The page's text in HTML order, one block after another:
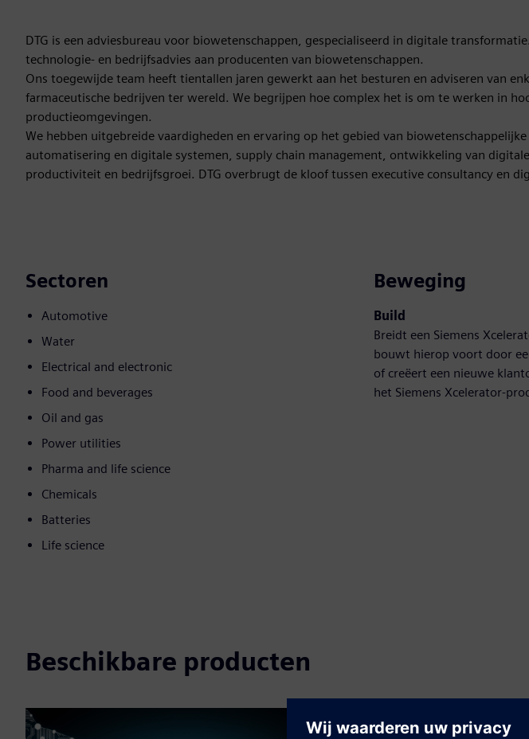
DTG is een adviesbureau voor biowetenschappen, gespecialiseerd in digitale
technologie- en bedrijfsadvies aan producenten van biowetenschappen.
Ons toegewijde team heeft tientallen jaren gewerkt aan het besturen en adviseren van
farmaceutische bedrijven ter wereld. We begrijpen hoe complex het is om te werken in
productieomgevingen.
We hebben uitgebreide vaardigheden en ervaring op het gebied van
automatisering en digitale systemen, supply chain management, ontwikkeling van
productiviteit en bedrijfsgroei. DTG overbrugt de kloof tussen executive consultancy en
Sectoren
Automotive
Water
Electrical and electronic
Food and beverages
Oil and gas
Power utilities
Pharma and life science
Chemicals
Batteries
Life science
Beweging
Build
Breidt een Siemens
bouwt hierop voort door
of creëert een nieuwe
het Siemens Xcelerator-
Beschikbare producten